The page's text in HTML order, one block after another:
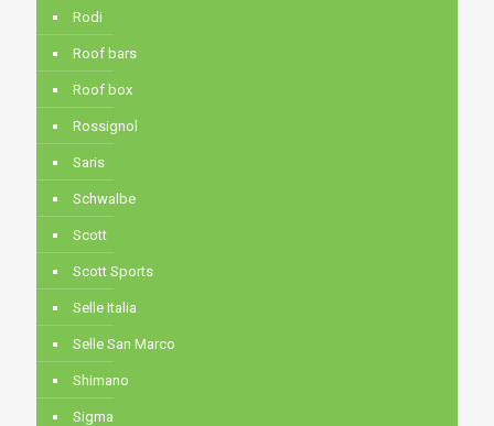
Rodi
Roof bars
Roof box
Rossignol
Saris
Schwalbe
Scott
Scott Sports
Selle Italia
Selle San Marco
Shimano
Sigma